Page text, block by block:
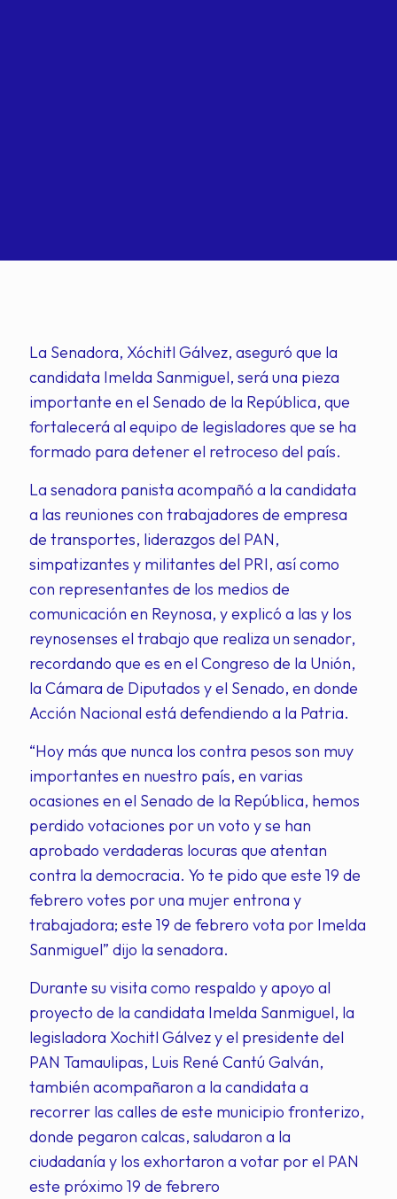
La Senadora, Xóchitl Gálvez, aseguró que la
candidata Imelda Sanmiguel, será una pieza
importante en el Senado de la República, que
fortalecerá al equipo de legisladores que se ha
formado para detener el retroceso del país.
La senadora panista acompañó a la candidata
a las reuniones con trabajadores de empresa
de transportes, liderazgos del PAN,
simpatizantes y militantes del PRI, así como
con representantes de los medios de
comunicación en Reynosa, y explicó a las y los
reynosenses el trabajo que realiza un senador,
recordando que es en el Congreso de la Unión,
la Cámara de Diputados y el Senado, en donde
Acción Nacional está defendiendo a la Patria.
“Hoy más que nunca los contra pesos son muy
importantes en nuestro país, en varias
ocasiones en el Senado de la República, hemos
perdido votaciones por un voto y se han
aprobado verdaderas locuras que atentan
contra la democracia. Yo te pido que este 19 de
febrero votes por una mujer entrona y
trabajadora; este 19 de febrero vota por Imelda
Sanmiguel” dijo la senadora.
Durante su visita como respaldo y apoyo al
proyecto de la candidata Imelda Sanmiguel, la
legisladora Xochitl Gálvez y el presidente del
PAN Tamaulipas, Luis René Cantú Galván,
también acompañaron a la candidata a
recorrer las calles de este municipio fronterizo,
donde pegaron calcas, saludaron a la
ciudadanía y los exhortaron a votar por el PAN
este próximo 19 de febrero